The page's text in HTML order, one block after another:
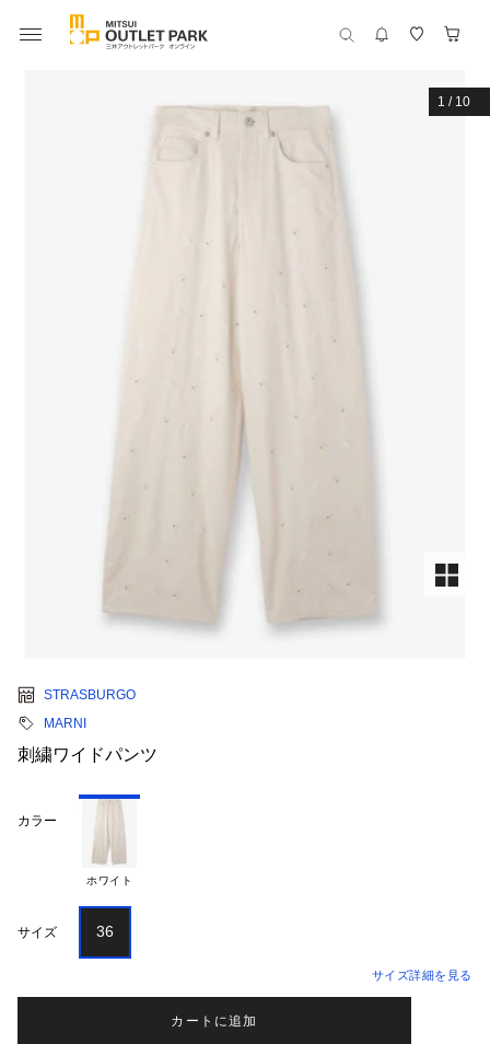
1 / 10
STRASBURGO
MARNI
刺繍ワイドパンツ
カラー
ホワイト
サイズ 36
サイズ詳細を見る
カートに追加